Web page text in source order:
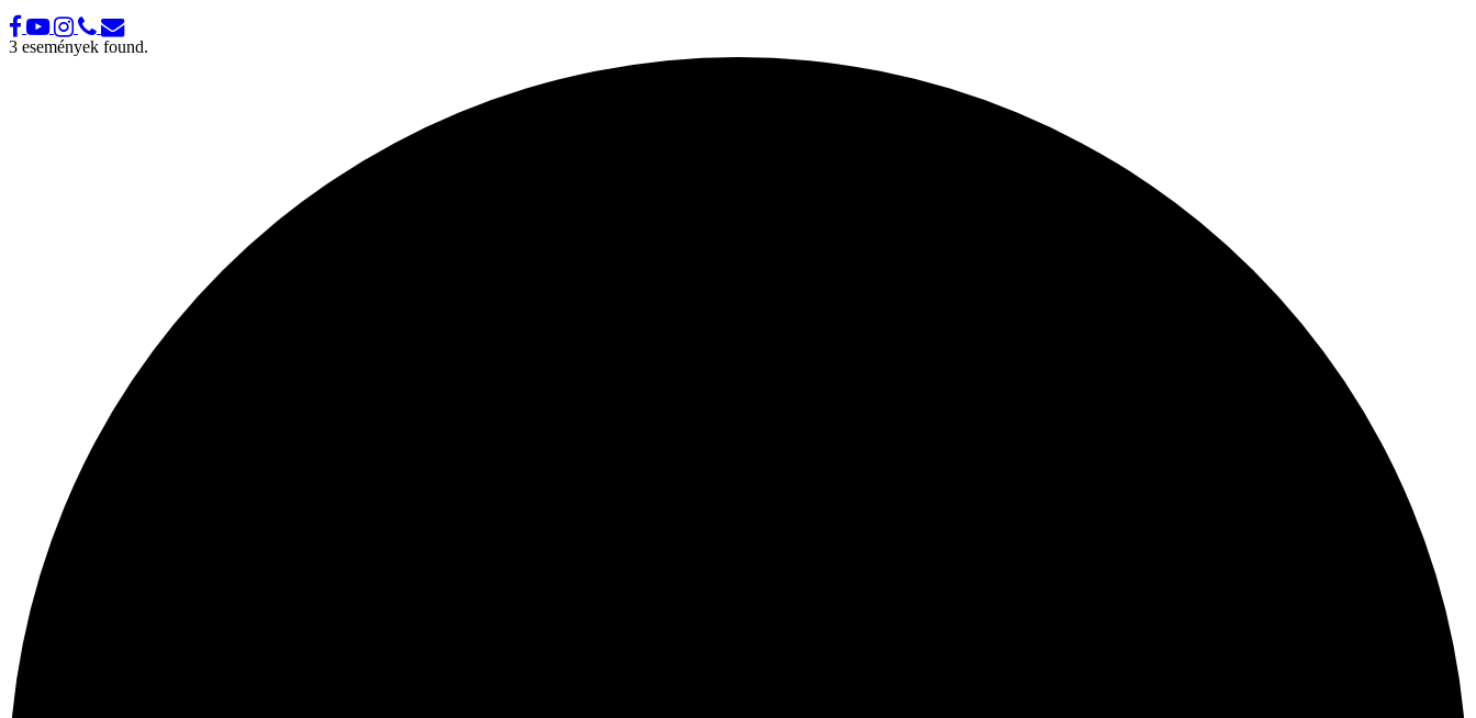
3 események found.